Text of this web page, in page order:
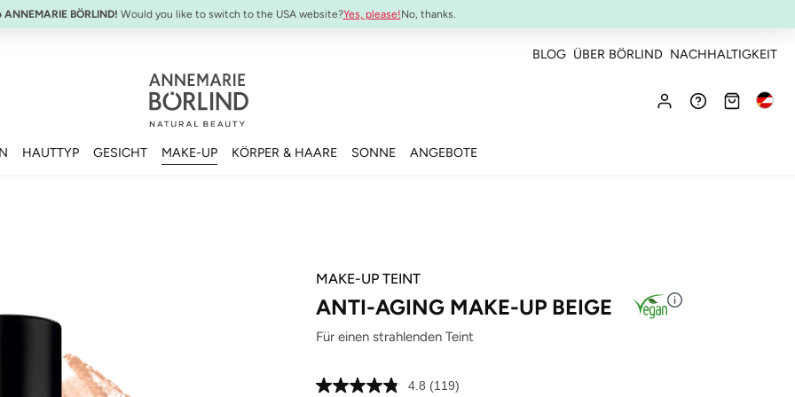
BÖRLIND! Would you like to switch to the USA website?Yes, please!No, thanks.
BLOG ÜBER BÖRLIND NACHHALTIGKEIT
HAUTTYP GESICHT MAKE-UP KÖRPER & HAARE SONNE ANGEBOTE
MAKE-UP TEINT
ANTI-AGING MAKE-UP BEIGE
Für einen strahlenden Teint
4.8 119
(119)